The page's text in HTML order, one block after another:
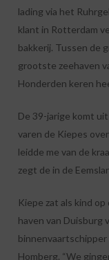
lading via het
klant in Rotterdam
bakkerij. Tussen de
grootste zeehaven
Honderden keren
De 39-jarige komt
varen de Kiepes
leidde me van de
zegt de in de
Kiepe zat als kind
haven van Duisburg
binnenvaartschipper
Homberg. “We